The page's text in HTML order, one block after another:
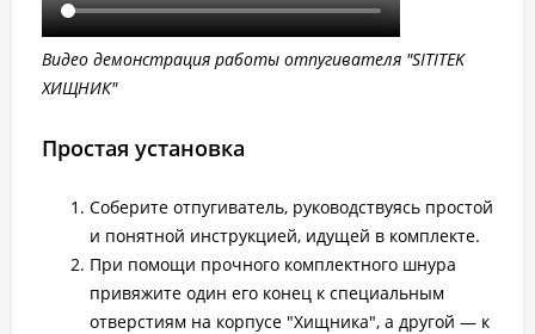
Видео демонстрация работы отпугивателя "SITITEK
ХИЩНИК"
Простая установка
Соберите отпугиватель, руководствуясь простой
и понятной инструкцией, идущей в комплекте.
При помощи прочного комплектного шнура
привяжите один его конец к специальным
отверстиям на корпусе "Хищника", а другой — к